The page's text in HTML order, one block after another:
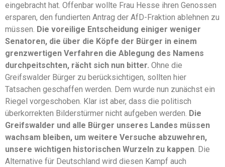
eingebracht hat. Offenbar wollte Frau Hesse ihren Genossen
ersparen, den fundierten Antrag der AfD-Fraktion ablehnen zu
müssen. Die voreilige Entscheidung einiger weniger
Senatoren, die über die Köpfe der Bürger in einem
grenzwertigen Verfahren die Ablegung des Namens
durchpeitschten, rächt sich nun bitter. Ohne die
Greifswalder Bürger zu berücksichtigen, sollten hier
Tatsachen geschaffen werden. Dem wurde nun zunächst ein
Riegel vorgeschoben. Klar ist aber, dass die politisch
überkorrekten Bilderstürmer nicht aufgeben werden. Die
Greifswalder und alle Bürger unseres Landes müssen
wachsam bleiben, um weitere Versuche abzuwehren,
unsere wichtigen historischen Wurzeln zu kappen. Die
Alternative für Deutschland wird diesen Kampf auch